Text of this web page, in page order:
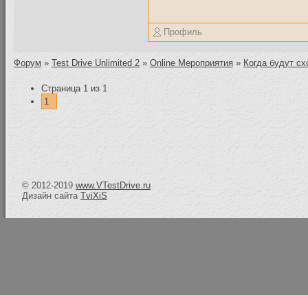
Профиль
Форум » Test Drive Unlimited 2 » Online Мероприятия » Когда будут
Страница 1 из 1
1
© 2012-2019 www.VTestDrive.ru
Дизайн сайта TviXiS